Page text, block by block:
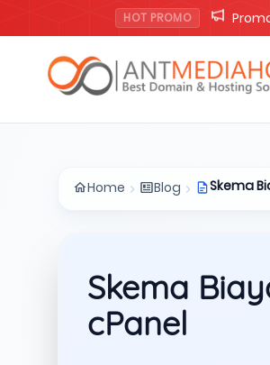
HOT PROMO
Home Blog Skema
Skema
cPanel